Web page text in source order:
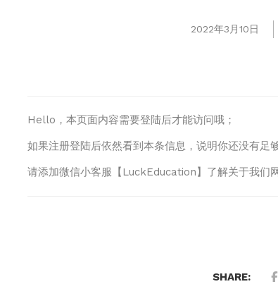
2022年3月10日
Hello，本页面内容需要登陆后才能访问哦；
如果注册登陆后依然看到本条信息，说明你还没有足
请添加微信小客服【LuckEducation】了解关于我们
SHARE: